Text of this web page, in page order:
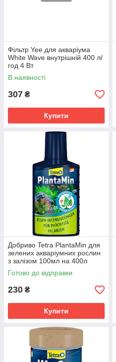
Фільтр Yee для акваріума
White Wave внутрішній 400 л/
год 4 Вт
В наявності
307 ₴
Купити
Добриво Tetra PlantaMin для
зелених акваріумних рослин
з залізом 100мл на 400л
Готово до відправки
230 ₴
Купити